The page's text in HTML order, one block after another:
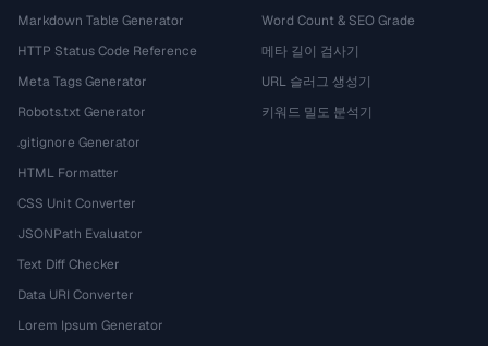
Markdown Table Generator
HTTP Status Code Reference
Meta Tags Generator
Robots.txt Generator
.gitignore Generator
HTML Formatter
CSS Unit Converter
JSONPath Evaluator
Text Diff Checker
Data URI Converter
Lorem Ipsum Generator
Word Count & SEO Grade
메타 길이 검사기
URL 슬러그 생성기
키워드 밀도 분석기